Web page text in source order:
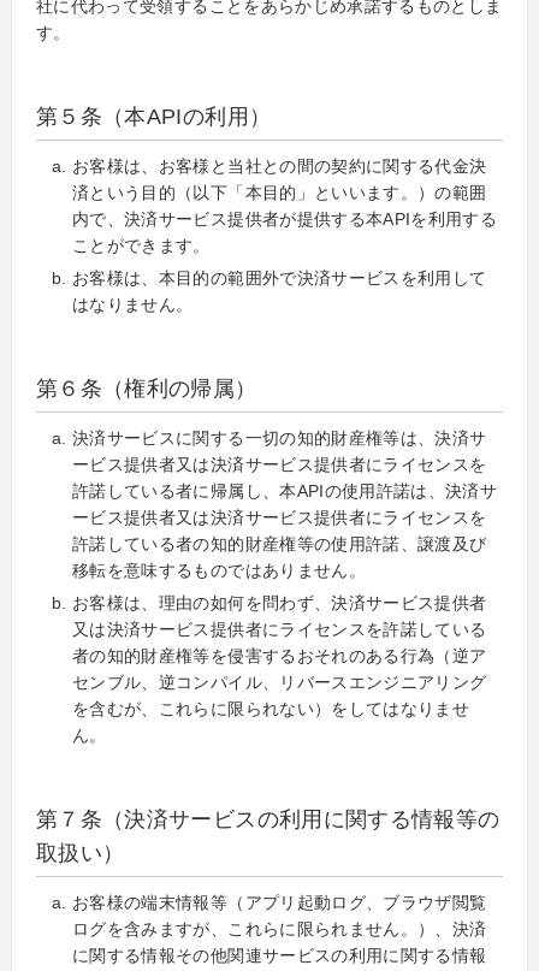
社に代わって受領することをあらかじめ承諾するものとしま
す。
第５条（本APIの利用）
お客様は、お客様と当社との間の契約に関する代金決
済という目的（以下「本目的」といいます。）の範囲
内で、決済サービス提供者が提供する本APIを利用する
ことができます。
お客様は、本目的の範囲外で決済サービスを利用して
はなりません。
第６条（権利の帰属）
決済サービスに関する一切の知的財産権等は、決済サ
ービス提供者又は決済サービス提供者にライセンスを
許諾している者に帰属し、本APIの使用許諾は、決済サ
ービス提供者又は決済サービス提供者にライセンスを
許諾している者の知的財産権等の使用許諾、譲渡及び
移転を意味するものではありません。
お客様は、理由の如何を問わず、決済サービス提供者
又は決済サービス提供者にライセンスを許諾している
者の知的財産権等を侵害するおそれのある行為（逆ア
センブル、逆コンパイル、リバースエンジニアリング
を含むが、これらに限られない）をしてはなりませ
ん。
第７条（決済サービスの利用に関する情報等の
取扱い）
お客様の端末情報等（アプリ起動ログ、ブラウザ閲覧
ログを含みますが、これらに限られません。）、決済
に関する情報その他関連サービスの利用に関する情報